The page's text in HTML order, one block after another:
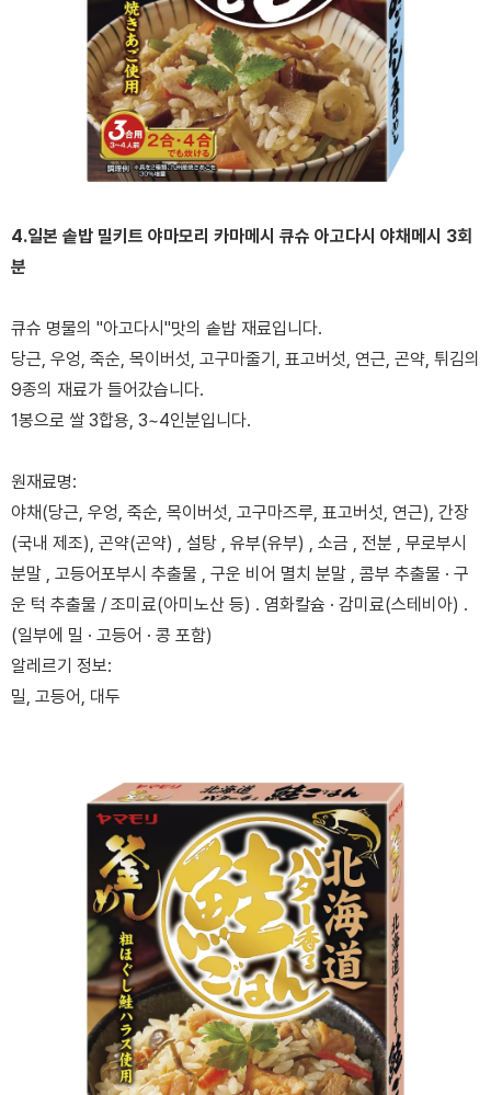
4.일본 솥밥 밀키트 야마모리 카마메시 큐슈 아고다시 야채메시 3회
분
큐슈 명물의 "아고다시"맛의 솥밥 재료입니다.
당근, 우엉, 죽순, 목이버섯, 고구마줄기, 표고버섯, 연근, 곤약, 튀김의
9종의 재료가 들어갔습니다.
1봉으로 쌀 3합용, 3~4인분입니다.
원재료명:
야채(당근, 우엉, 죽순, 목이버섯, 고구마즈루, 표고버섯, 연근), 간장
(국내 제조), 곤약(곤약) , 설탕 , 유부(유부) , 소금 , 전분 , 무로부시
분말 , 고등어포부시 추출물 , 구운 비어 멸치 분말 , 콤부 추출물 · 구
운 턱 추출물 / 조미료(아미노산 등) . 염화칼슘 · 감미료(스테비아) .
(일부에 밀 · 고등어 · 콩 포함)
알레르기 정보:
밀, 고등어, 대두